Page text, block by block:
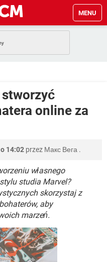
MENU
NETFLIX
FACEBOOK
WHATSAPP
TIKTOK
WHATSAPP
NETFLIX
FACEBOOK
WHATSAPP
NETFLIX
FACEBOOK
online za
14:02 przez Макс Вега .
własnego
studia Marvel?
skorzystaj z
aby
marzeń.